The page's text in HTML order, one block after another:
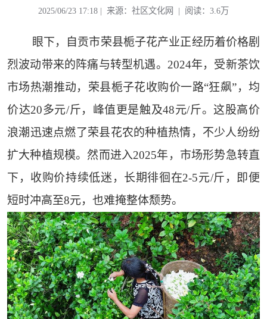
2025/06/23 17:18 | 来源：社区文化网 | 阅读：3.6万
眼下，自贡市荣县栀子花产业正经历着价格剧
烈波动带来的阵痛与转型机遇。2024年，受新茶饮
市场热潮推动，荣县栀子花收购价一路“狂飙”，均
价达20多元/斤，峰值更是触及48元/斤。这股高价
浪潮迅速点燃了荣县花农的种植热情，不少人纷纷
扩大种植规模。然而进入2025年，市场形势急转直
下，收购价持续低迷，长期徘徊在2-5元/斤，即便
短时冲高至8元，也难掩整体颓势。